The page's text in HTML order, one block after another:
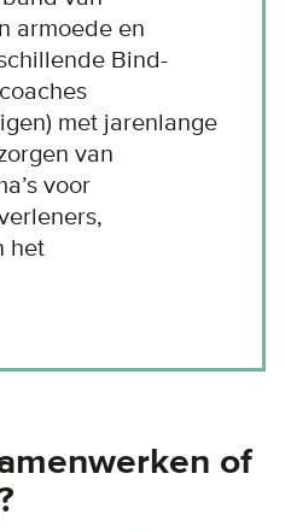
armoede en
Bind-
met jarenlange
van
voor
het
of